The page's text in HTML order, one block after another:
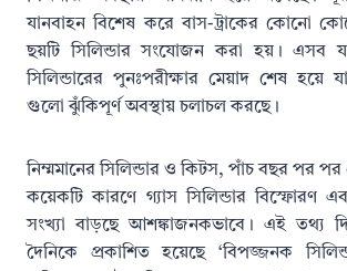
যানবাহন বিশেষ করে বাস-ট্রাকের কোনো
ছয়টি সিলিন্ডার সংযোজন করা হয়। এসব
সিলিন্ডারের পুনঃপরীক্ষার মেয়াদ শেষ হয়ে
গুলো ঝুঁকিপূর্ণ অবস্থায় চলাচল করছে।
নিম্মমানের সিলিন্ডার ও কিটস, পাঁচ বছর পর
কয়েকটি কারণে গ্যাস সিলিন্ডার বিস্ফোরণ
সংখ্যা বাড়ছে আশঙ্কাজনকভাবে। এই তথ্য
দৈনিকে প্রকাশিত হয়েছে ‘বিপজ্জনক